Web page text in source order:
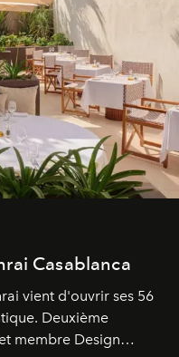
Casablanca
vient d'ouvrir ses 56
Deuxième
membre Design